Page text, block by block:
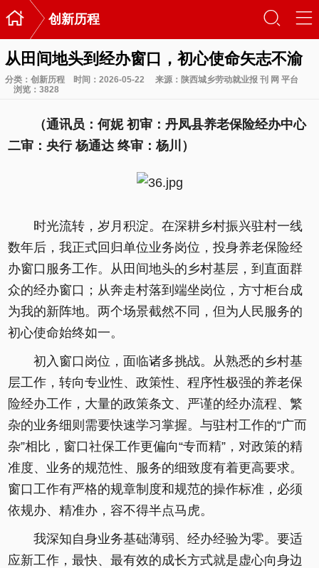
 创新历程 󰃙 󰆉
从田间地头到经办窗口，初心使命矢志不渝
分类： 创新历程 时间：2026-05-22
来源：陕西城乡劳动就业报 刊 网 平台
浏览： 3828
（通讯员：何妮 初审：丹凤县养老保险经办中心
二审：央行 杨通达 终审：杨川）
时光流转，岁月积淀。在深耕乡村振兴驻村一线
数年后，我正式回归单位业务岗位，投身养老保险经
办窗口服务工作。从田间地头的乡村基层，到直面群
众的经办窗口；从奔走村落到端坐岗位，方寸柜台成
为我的新阵地。两个场景截然不同，但为人民服务的
初心使命始终如一。
初入窗口岗位，面临诸多挑战。从熟悉的乡村基
层工作，转向专业性、政策性、程序性极强的养老保
险经办工作，大量的政策条文、严谨的经办流程、繁
杂的业务细则需要快速学习掌握。与驻村工作的“广而
杂”相比，窗口社保工作更偏向“专而精”，对政策的精
准度、业务的规范性、服务的细致度有着更高要求。
窗口工作有严格的规章制度和规范的操作标准，必须
依规办、精准办，容不得半点马虎。
我深知自身业务基础薄弱、经办经验为零。要适
应新工作，最快、最有效的成长方式就是虚心向身边